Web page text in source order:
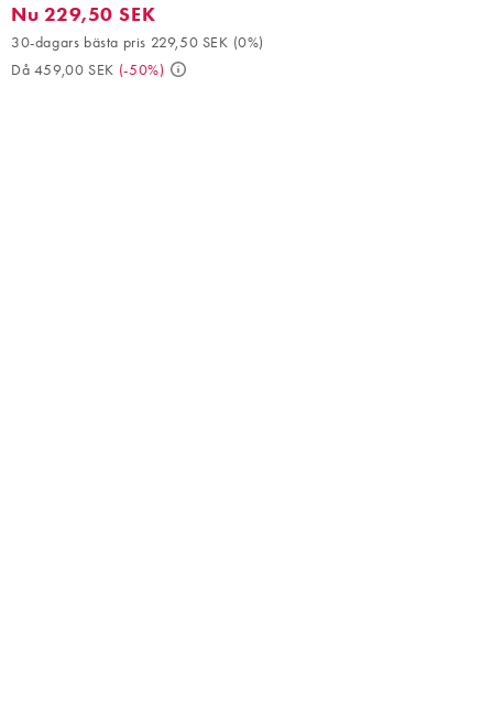
Nu 229,50 SEK. 30-dagars bästa pris 229,50 SEK (0%). Då
Nu 229,50 SEK
30-dagars bästa pris 229,50 SEK (0%)
Då 459,00 SEK (-50%)